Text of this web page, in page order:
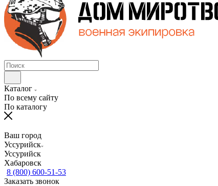
Каталог
По всему сайту
По каталогу
Ваш город
Уссурийск
Уссурийск
Хабаровск
8 (800) 600-51-53
Заказать звонок